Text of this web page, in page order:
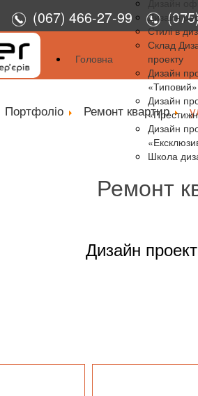
(067) 466-27-99
Головна
Дизайн
Стилі в
Склад
проекту
Дизайн
«Типовий»
Дизайн
Дизайн
Школа
Портфоліо Ремонт квартир
Ремонт
Дизайн